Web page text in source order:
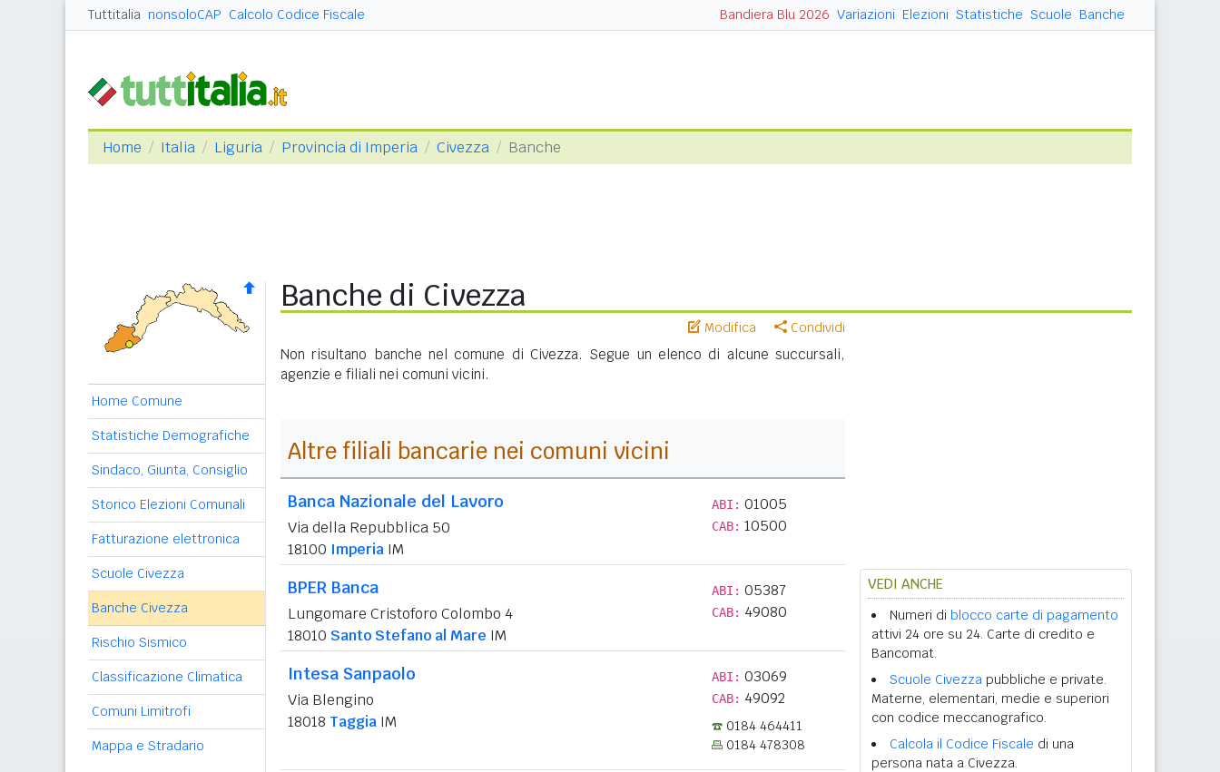
Tuttitalia nonsoloCAP Calcolo Codice Fiscale Bandiera Blu 2026 Variazioni Elezioni Statistiche Scuole Banche
Home Italia Liguria Provincia di Imperia Civezza Banche
Home Comune
Statistiche Demografiche
Sindaco, Giunta, Consiglio
Storico Elezioni Comunali
Fatturazione elettronica
Scuole Civezza
Banche Civezza
Rischio Sismico
Classificazione Climatica
Comuni Limitrofi
Mappa e Stradario
Banche di Civezza
Modifica Condividi
Non risultano banche nel comune di Civezza. Segue un elenco di alcune succursali,
agenzie e filiali nei comuni vicini.
Altre filiali bancarie nei comuni vicini
Banca Nazionale del Lavoro
Via della Repubblica 50
18100 Imperia IM
ABI: 01005
CAB: 10500
BPER Banca
Lungomare Cristoforo Colombo 4
18010 Santo Stefano al Mare IM
ABI: 05387
CAB: 49080
Intesa Sanpaolo
Via Blengino
18018 Taggia IM
ABI: 03069
CAB: 49092
0184 464411
0184 478308
VEDI ANCHE
Numeri di blocco carte di pagamento
attivi 24 ore su 24. Carte di credito e
Bancomat.
Scuole Civezza pubbliche e private.
Materne, elementari, medie e superiori
con codice meccanografico.
Calcola il Codice Fiscale di una
persona nata a Civezza.